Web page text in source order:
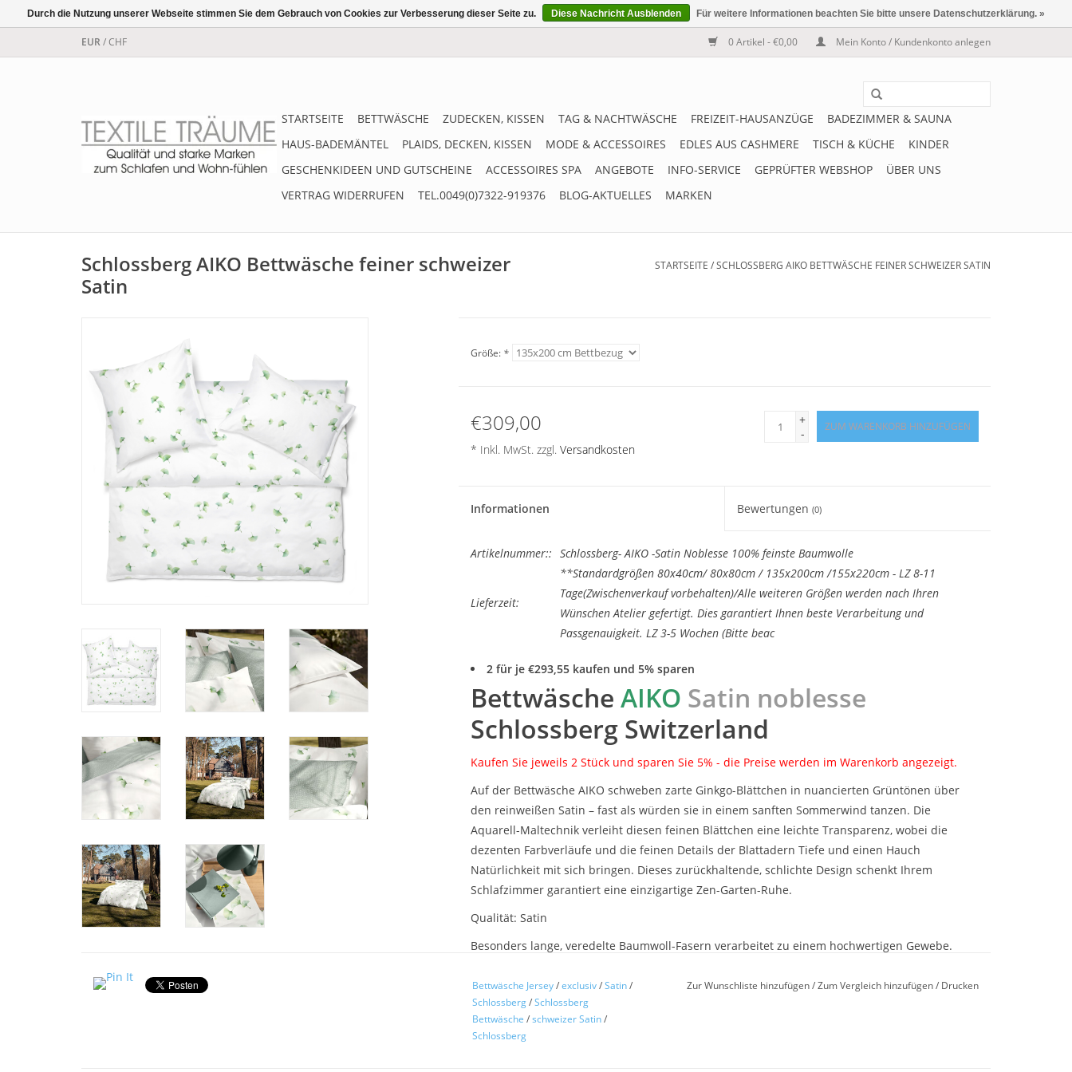
EUR/CHF 0 Artikel - €0,00 Mein Konto / Kundenkonto anlegen
STARTSEITE BETTWÄSCHE ZUDECKEN, KISSEN TAG & NACHTWÄSCHE FREIZEIT-HAUSANZÜGE
BADEZIMMER & SAUNA
HAUS-BADEMÄNTEL
PLAIDS, DECKEN, KISSEN MODE & ACCESSOIRES EDLES AUS CASHMERE TISCH & KÜCHE
KINDER
GESCHENKIDEEN UND GUTSCHEINE
ACCESSOIRES SPA ANGEBOTE INFO-SERVICE GEPRÜFTER WEBSHOP
ÜBER UNS
VERTRAG WIDERRUFEN
TEL.0049(0)7322-919376 BLOG-AKTUELLES MARKEN
Schlossberg AIKO Bettwäsche feiner schweizer
Satin
STARTSEITE /SCHLOSSBERG AIKO BETTWÄSCHE FEINER SCHWEIZER SATIN
Größe: *
€309,00
* Inkl. MwSt. zzgl. Versandkosten
+
-
ZUM WARENKORB HINZUFÜGEN
Informationen Bewertungen(0)
Artikelnummer:: Schlossberg- AIKO -Satin Noblesse 100% feinste Baumwolle
Lieferzeit:
**Standardgrößen 80x40cm/ 80x80cm / 135x200cm /155x220cm - LZ 8-11
Tage(Zwischenverkauf vorbehalten)/Alle weiteren Größen werden nach Ihren
Wünschen Atelier gefertigt. Dies garantiert Ihnen beste Verarbeitung und
Passgenauigkeit. LZ 3-5 Wochen (Bitte beac
2 für je €293,55 kaufen und 5% sparen
Bettwäsche AIKO Satin noblesse
Schlossberg Switzerland
Kaufen Sie jeweils 2 Stück und sparen Sie 5% - die Preise werden im Warenkorb angezeigt.
Auf der Bettwäsche AIKO schweben zarte Ginkgo-Blättchen in nuancierten Grüntönen über
den reinweißen Satin – fast als würden sie in einem sanften Sommerwind tanzen. Die
Aquarell-Maltechnik verleiht diesen feinen Blättchen eine leichte Transparenz, wobei die
dezenten Farbverläufe und die feinen Details der Blattadern Tiefe und einen Hauch
Natürlichkeit mit sich bringen. Dieses zurückhaltende, schlichte Design schenkt Ihrem
Schlafzimmer garantiert eine einzigartige Zen-Garten-Ruhe.
Qualität: Satin
Besonders lange, veredelte Baumwoll-Fasern verarbeitet zu einem hochwertigen Gewebe.
Satin Noblesse
Kett-Satin, 100% reine feinste Baumwolle, langer Stapel, gekämmt, mercerisiert. Satin
Noblesse ist aus reiner, langstapeliger Baumwolle gewoben. Durch die Feinheit des Garns
Bettwäsche Jersey/exclusiv/Satin/
Schlossberg/Schlossberg
Bettwäsche /schweizer Satin/
Schlossberg
Zur Wunschliste hinzufügen/Zum Vergleich hinzufügen/ Drucken
Durch die Nutzung unserer Webseite stimmen Sie dem Gebrauch von Cookies zur Verbesserung dieser Seite zu. Diese Nachricht Ausblenden Für weitere Informationen beachten Sie bitte unsere Datenschutzerklärung. »